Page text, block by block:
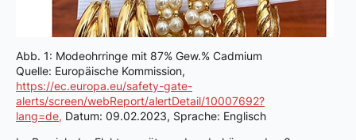
Abb. 1: Modeohrringe mit 87% Gew.% Cadmium
Quelle: Europäische Kommission,
https://ec.europa.eu/safety-gate-
alerts/screen/webReport/alertDetail/10007692?
lang=de, Datum: 09.02.2023, Sprache: Englisch